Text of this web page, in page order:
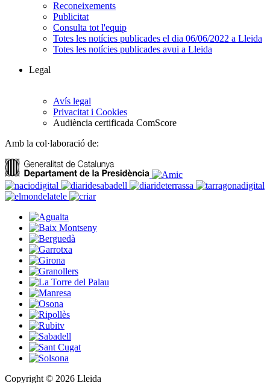
Reconeixements
Publicitat
Consulta tot l'equip
Totes les notícies publicades el dia 06/06/2022 a Lleida
Totes les notícies publicades avui a Lleida
Legal
Avís legal
Privacitat i Cookies
Audiència certificada ComScore
Amb la col·laboració de:
Copyright © 2026 Lleida